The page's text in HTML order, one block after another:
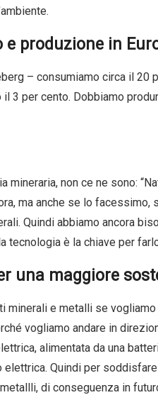
produzione in
– consumiamo circa il 20
3 per cento. Dobbiamo
mineraria, non ce ne sono:
ma anche se lo
Quindi abbiamo ancora
tecnologia è la chiave per
una maggiore
minerali e metalli se
vogliamo andare in
alimentata da una
elettrica. Quindi per
di conseguenza in